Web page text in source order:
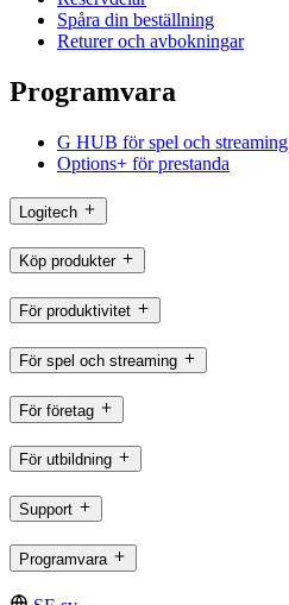
Spåra din beställning
Returer och avbokningar
Programvara
G HUB för spel och streaming
Options+ för prestanda
Logitech
Köp produkter
För produktivitet
För spel och streaming
För företag
För utbildning
Support
Programvara